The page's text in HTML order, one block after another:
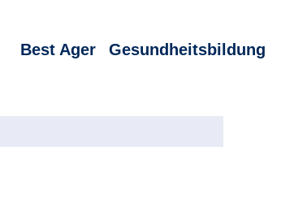
Best Ager Gesundheitsbildung